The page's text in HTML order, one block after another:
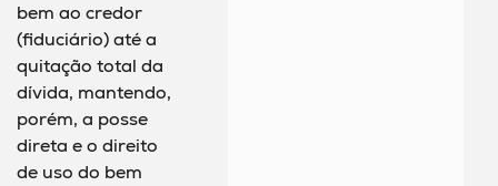
bem ao credor
(fiduciário) até a
quitação total da
dívida, mantendo,
porém, a posse
direta e o direito
de uso do bem